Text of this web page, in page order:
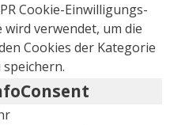
Cookie-Einwilligungs-
wird verwendet, um die
Cookies der Kategorie
speichern.